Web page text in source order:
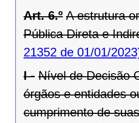
Art. 6.º A estrutura
Pública Direta e
21352 de 01/01/
I - Nível de Decisão
órgãos e entidades
cumprimento de